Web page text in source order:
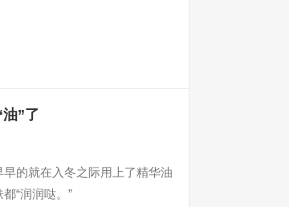
”了
的就在入冬之际用上了精华油
“润润哒。”